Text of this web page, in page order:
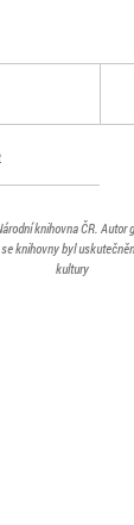
knihovna ČR. Autor
knihovny byl
kultury